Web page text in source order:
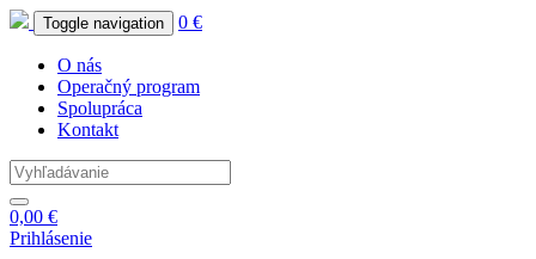
Toggle navigation 0 €
O nás
Operačný program
Spolupráca
Kontakt
0,00 €
Prihlásenie